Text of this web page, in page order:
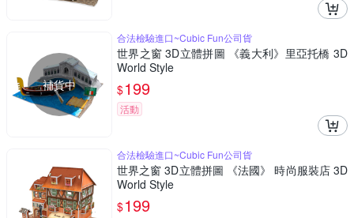
補貨中
合法檢驗進口~Cubic Fun公司貨
世界之窗 3D立體拼圖 《義大利》里亞托橋 3D
World Style
$199
活動
合法檢驗進口~Cubic Fun公司貨
世界之窗 3D立體拼圖 《法國》 時尚服裝店 3D
World Style
$199